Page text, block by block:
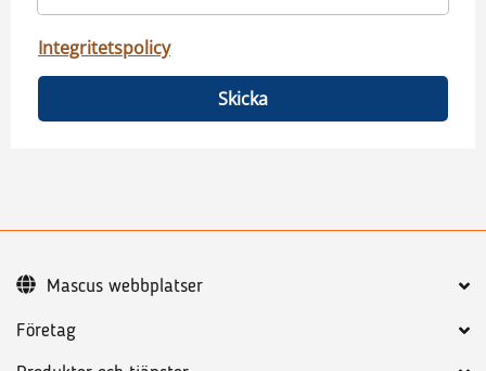
Integritetspolicy
Skicka
Företag
Mascus webbplatser